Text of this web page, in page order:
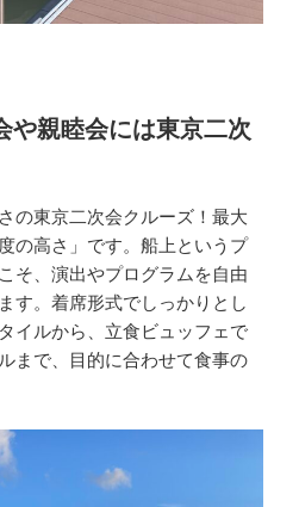
や親睦会には東京二次
の東京二次会クルーズ！最大
の高さ」です。船上というプ
そ、演出やプログラムを自由
す。着席形式でしっかりとし
イルから、立食ビュッフェで
まで、目的に合わせて食事の